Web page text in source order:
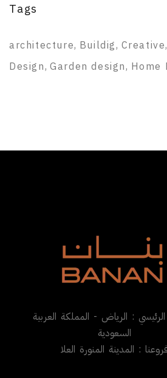
Tags
architecture Buildig Creative
Design Garden design Home
: الرياض - المملكة العربية
السعودية
: المدينة المنورة العلا